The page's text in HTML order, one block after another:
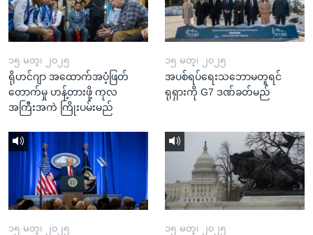
၁၅ မတ္၊ ၂၀၂၅
ရိုဟင်ဂျာ အထောက်အပံ့ဖြတ်
တောက်မှု ဟန့်တားဖို့ ကုလ
အကြီးအကဲ ကြိုးပမ်းမည်
၁၅ မတ္၊ ၂၀၂၅
အပစ်ရပ်ရေးသဘောမတူရင်
ရုရှားကို G7 ဒဏ်ခတ်မည်
၁၅ မတ္၊ ၂၀၂၅ ၁၅ မတ္၊ ၂၀၂၅